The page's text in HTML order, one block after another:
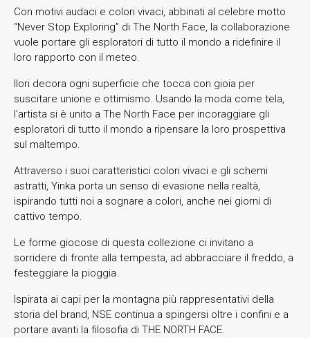
Con motivi audaci e colori vivaci, abbinati al celebre motto
“Never Stop Exploring” di The North Face, la collaborazione
vuole portare gli esploratori di tutto il mondo a ridefinire il
loro rapporto con il meteo.
Ilori decora ogni superficie che tocca con gioia per
suscitare unione e ottimismo. Usando la moda come tela,
l’artista si è unito a The North Face per incoraggiare gli
esploratori di tutto il mondo a ripensare la loro prospettiva
sul maltempo.
Attraverso i suoi caratteristici colori vivaci e gli schemi
astratti, Yinka porta un senso di evasione nella realtà,
ispirando tutti noi a sognare a colori, anche nei giorni di
cattivo tempo.
Le forme giocose di questa collezione ci invitano a
sorridere di fronte alla tempesta, ad abbracciare il freddo, a
festeggiare la pioggia.
Ispirata ai capi per la montagna più rappresentativi della
storia del brand, NSE continua a spingersi oltre i confini e a
portare avanti la filosofia di THE NORTH FACE.